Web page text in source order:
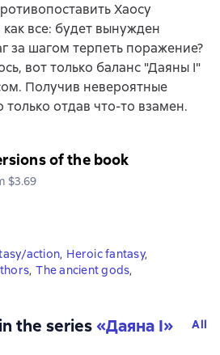
Хаосу
все: будет вынужден
за шагом терпеть поражение?
вот только баланс "Даяны I"
Получив невероятные
отдав что-то взамен.
of the book
$3.69
action, Heroic fantasy,
, The ancient gods,
the series«Даяна I» All